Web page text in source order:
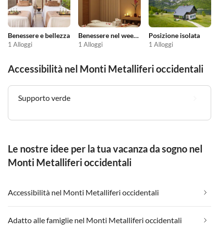
Benessere e bellezza
1 Alloggi
Benessere nel weekend
1 Alloggi
Posizione isolata
1 Alloggi
Accessibilità nel Monti Metalliferi occidentali
Supporto verde
Le nostre idee per la tua vacanza da sogno nel
Monti Metalliferi occidentali
Accessibilità nel Monti Metalliferi occidentali
Adatto alle famiglie nel Monti Metalliferi occidentali